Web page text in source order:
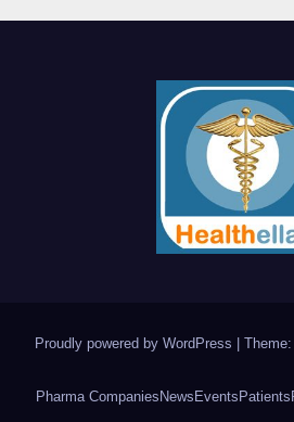
Proudly powered by WordPress
Pharma CompaniesNewsEventsPatients